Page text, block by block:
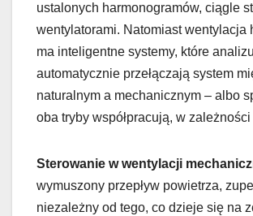
ustalonych harmonogramów, ciągle
wentylatorami. Natomiast wentylacja
ma inteligentne systemy, które
automatycznie przełączają system
naturalnym a mechanicznym – albo
oba tryby współpracują, w
Sterowanie w wentylacji
wymuszony przepływ powietrza,
niezależny od tego, co dzieje się na